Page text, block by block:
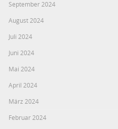
September 2024
August 2024
Juli 2024
Juni 2024
Mai 2024
April 2024
März 2024
Februar 2024